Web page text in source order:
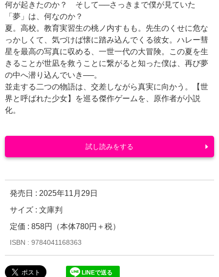
何が起きたのか？ そして──さっきまで僕が見ていた
「夢」は、何なのか？
夏。高校。教育実習生の桃ノ内すもも。先生のくせに危な
っかしくて、気づけば懐に踏み込んでくる彼女。ハレー彗
星を最高の写真に収める、一世一代の大冒険。この夏を生
きることが世凪を救うことに繋がると知った僕は、再び夢
の中へ潜り込んでいき──。
並走する二つの物語は、交差しながら真実に向かう。【世
界と呼ばれた少女】を巡る傑作ゲームを、原作者が小説
化。
発売日 : 2025年11月29日
サイズ : 文庫判
定価 : 858円（本体780円＋税）
ISBN : 9784041168363
LINEで送る
試し読みをする